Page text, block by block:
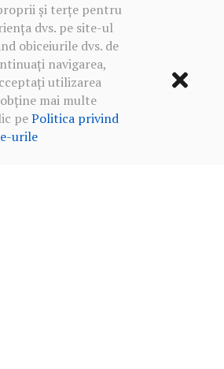
și terțe pentru
dvs. pe site-ul
obiceiurile dvs. de
navigarea,
utilizarea
mai multe
pePolitica privind
urile